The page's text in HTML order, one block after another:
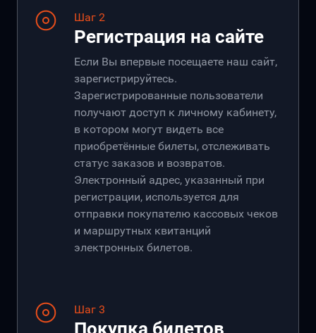
Шаг 2
Регистрация на сайте
Если Вы впервые посещаете наш сайт,
зарегистрируйтесь.
Зарегистрированные пользователи
получают доступ к личному кабинету,
в котором могут видеть все
приобретённые билеты, отслеживать
статус заказов и возвратов.
Электронный адрес, указанный при
регистрации, используется для
отправки покупателю кассовых чеков
и маршрутных квитанций
электронных билетов.
Шаг 3
Покупка билетов